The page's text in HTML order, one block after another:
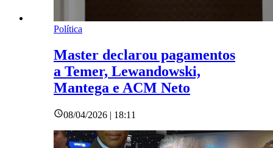
Política
Master declarou pagamentos
a Temer, Lewandowski,
Mantega e ACM Neto
08/04/2026 | 18:11